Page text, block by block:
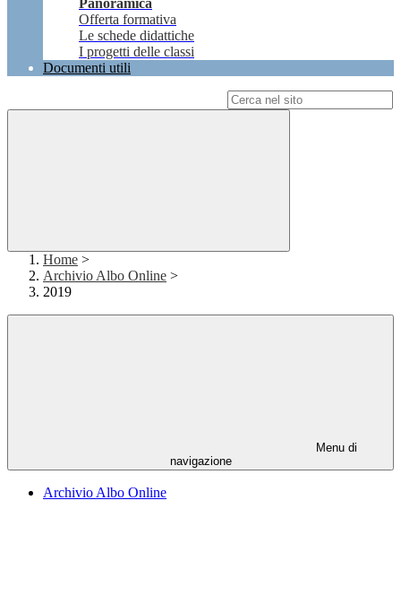
Panoramica
Offerta formativa
Le schede didattiche
I progetti delle classi
Documenti utili
Home >
Archivio Albo Online >
2019
Menu di
navigazione
Archivio Albo Online